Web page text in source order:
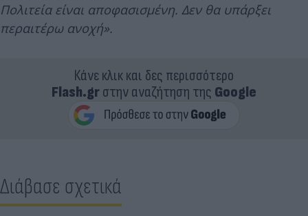
Πολιτεία είναι αποφασισμένη. Δεν θα υπάρξει
περαιτέρω ανοχή».
Κάνε κλικ και δες περισσότερο
Flash.grστην αναζήτηση της Google
Διάβασε σχετικά